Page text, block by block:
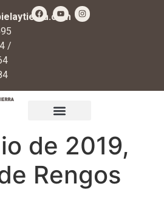
/
de 2019,
Rengos